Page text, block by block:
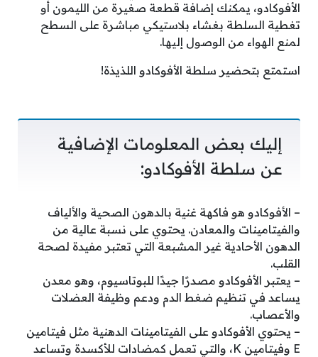
الأفوكادو، يمكنك إضافة قطعة صغيرة من الليمون أو
تغطية السلطة بغشاء بلاستيكي مباشرة على السطح
لمنع الهواء من الوصول إليها.
استمتع بتحضير سلطة الأفوكادو اللذيذة!
إليك بعض المعلومات الإضافية
عن سلطة الأفوكادو:
– الأفوكادو هو فاكهة غنية بالدهون الصحية والألياف
والفيتامينات والمعادن. يحتوي على نسبة عالية من
الدهون الأحادية غير المشبعة التي تعتبر مفيدة لصحة
القلب.
– يعتبر الأفوكادو مصدرًا جيدًا للبوتاسيوم، وهو معدن
يساعد في تنظيم ضغط الدم ودعم وظيفة العضلات
والأعصاب.
– يحتوي الأفوكادو على الفيتامينات الدهنية مثل فيتامين
E وفيتامين K، والتي تعمل كمضادات للأكسدة وتساعد